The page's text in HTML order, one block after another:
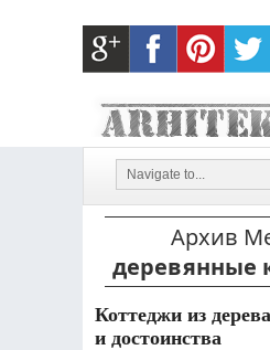
Архив
деревянные
Коттеджи из
и достоинства